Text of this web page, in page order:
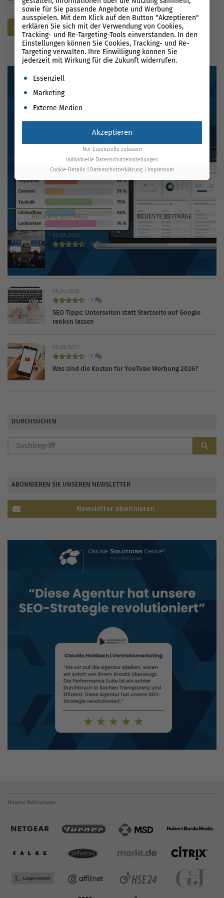
für meinen nächsten Kommentar speichern.
Senden
BELIEBTEBEITRÄGE NEUESTEBEITRÄGE
02.03.2020
5
08.04.2019
3
SEO Tipps: Unterseiten statt Startseite auf Google
ranken lassen
02.09.2021
2
Was sind die Kosten für YouTube Werbung 2026?
DURCHSUCHEN
ABONNIEREN SIE UNSEREN NEWSLETTER
Newsletter abonnieren
Unsere Referenzen
sowie für Sie passende Angebote und Werbung
ausspielen. Mit dem Klick auf den Button "Akzeptieren"
erklären Sie sich mit der Verwendung von Cookies,
Tracking- und Re-Targeting-Tools einverstanden. In den
Einstellungen können Sie Cookies, Tracking- und Re-
Targeting verwalten. Ihre Einwilligung können Sie
jederzeit mit Wirkung für die Zukunft widerrufen.
Es folgt eine Liste der Service-Gruppen, für die eine
Essenziell
Marketing
Externe Medien
Akzeptieren
Nur Essenzielle zulassen
Individuelle Datenschutzeinstellungen
Cookie-Details
Datenschutzerklärung Impressum